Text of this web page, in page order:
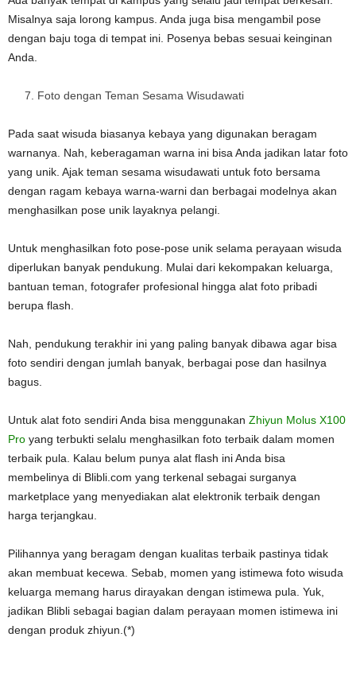
Misalnya saja lorong kampus. Anda juga bisa mengambil pose
dengan baju toga di tempat ini. Posenya bebas sesuai keinginan
Anda.
Foto dengan Teman Sesama Wisudawati
Pada saat wisuda biasanya kebaya yang digunakan beragam
warnanya. Nah, keberagaman warna ini bisa Anda jadikan latar foto
yang unik. Ajak teman sesama wisudawati untuk foto bersama
dengan ragam kebaya warna-warni dan berbagai modelnya akan
menghasilkan pose unik layaknya pelangi.
Untuk menghasilkan foto pose-pose unik selama perayaan wisuda
diperlukan banyak pendukung. Mulai dari kekompakan keluarga,
bantuan teman, fotografer profesional hingga alat foto pribadi
berupa flash.
Nah, pendukung terakhir ini yang paling banyak dibawa agar bisa
foto sendiri dengan jumlah banyak, berbagai pose dan hasilnya
bagus.
Untuk alat foto sendiri Anda bisa menggunakan Zhiyun Molus X100
Pro yang terbukti selalu menghasilkan foto terbaik dalam momen
terbaik pula. Kalau belum punya alat flash ini Anda bisa
membelinya di Blibli.com yang terkenal sebagai surganya
marketplace yang menyediakan alat elektronik terbaik dengan
harga terjangkau.
Pilihannya yang beragam dengan kualitas terbaik pastinya tidak
akan membuat kecewa. Sebab, momen yang istimewa foto wisuda
keluarga memang harus dirayakan dengan istimewa pula. Yuk,
jadikan Blibli sebagai bagian dalam perayaan momen istimewa ini
dengan produk zhiyun.(*)